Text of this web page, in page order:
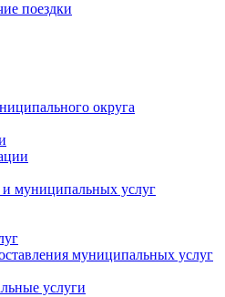
поездки
округа
и муниципальных услуг
муниципальных услуг
услуги